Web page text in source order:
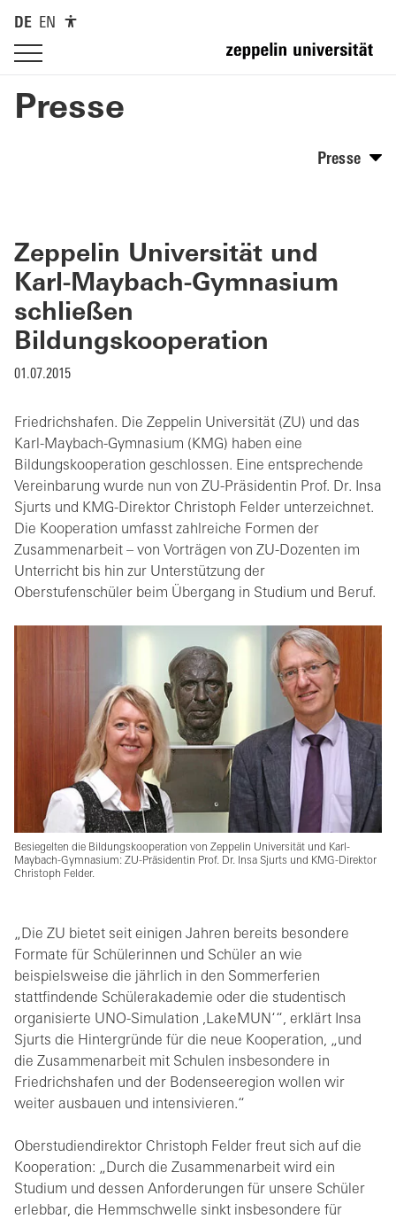
DE EN
Presse
Presse
Zeppelin Universität und
Karl-Maybach-Gymnasium
schließen
Bildungskooperation
01.07.2015
Friedrichshafen. Die Zeppelin Universität (ZU) und das
Karl-Maybach-Gymnasium (KMG) haben eine
Bildungskooperation geschlossen. Eine entsprechende
Vereinbarung wurde nun von ZU-Präsidentin Prof. Dr. Insa
Sjurts und KMG-Direktor Christoph Felder unterzeichnet.
Die Kooperation umfasst zahlreiche Formen der
Zusammenarbeit – von Vorträgen von ZU-Dozenten im
Unterricht bis hin zur Unterstützung der
Oberstufenschüler beim Übergang in Studium und Beruf.
Besiegelten die Bildungskooperation von Zeppelin Universität und Karl-
Maybach-Gymnasium: ZU-Präsidentin Prof. Dr. Insa Sjurts und KMG-Direktor
Christoph Felder.
„Die ZU bietet seit einigen Jahren bereits besondere
Formate für Schülerinnen und Schüler an wie
beispielsweise die jährlich in den Sommerferien
stattfindende Schülerakademie oder die studentisch
organisierte UNO-Simulation ,LakeMUN‘“, erklärt Insa
Sjurts die Hintergründe für die neue Kooperation, „und
die Zusammenarbeit mit Schulen insbesondere in
Friedrichshafen und der Bodenseeregion wollen wir
weiter ausbauen und intensivieren.“
Oberstudiendirektor Christoph Felder freut sich auf die
Kooperation: „Durch die Zusammenarbeit wird ein
Studium und dessen Anforderungen für unsere Schüler
erlebbar, die Hemmschwelle sinkt insbesondere für